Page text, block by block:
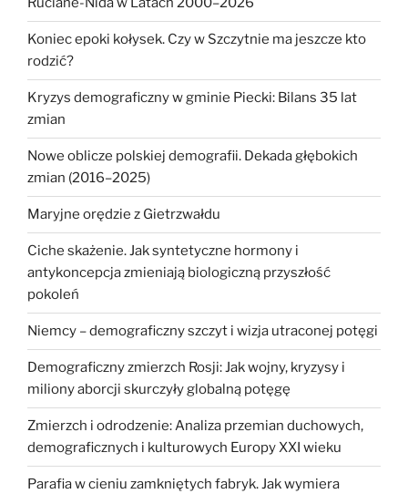
Koniec epoki kołysek. Czy w Szczytnie ma jeszcze kto
rodzić?
Kryzys demograficzny w gminie Piecki: Bilans 35 lat
zmian
Nowe oblicze polskiej demografii. Dekada głębokich
zmian (2016–2025)
Maryjne orędzie z Gietrzwałdu
Ciche skażenie. Jak syntetyczne hormony i
antykoncepcja zmieniają biologiczną przyszłość
pokoleń
Niemcy – demograficzny szczyt i wizja utraconej potęgi
Demograficzny zmierzch Rosji: Jak wojny, kryzysy i
miliony aborcji skurczyły globalną potęgę
Zmierzch i odrodzenie: Analiza przemian duchowych,
demograficznych i kulturowych Europy XXI wieku
Parafia w cieniu zamkniętych fabryk. Jak wymiera